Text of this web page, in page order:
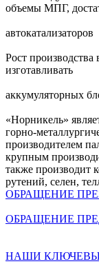
объемы МПГ,
автокатализаторов
Рост производства
изготавливать
аккумуляторных
«Норникель»
горно-
производителем
крупным
также производит
рутений, селен,
ОБРАЩЕНИЕ
ОБРАЩЕНИЕ
НАШИ